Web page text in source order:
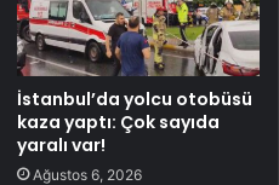
İstanbul’da yolcu otobüsü
kaza yaptı: Çok sayıda
yaralı var!
Ağustos 6, 2026